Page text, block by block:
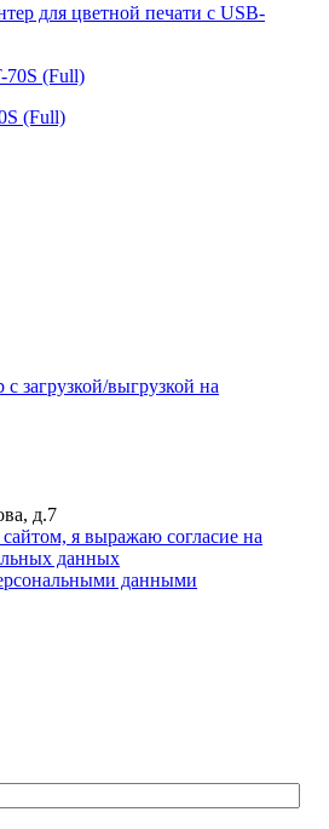
для цветной печати с USB-
(Full)
загрузкой/выгрузкой на
д.7
я выражаю согласие на
данных
данными